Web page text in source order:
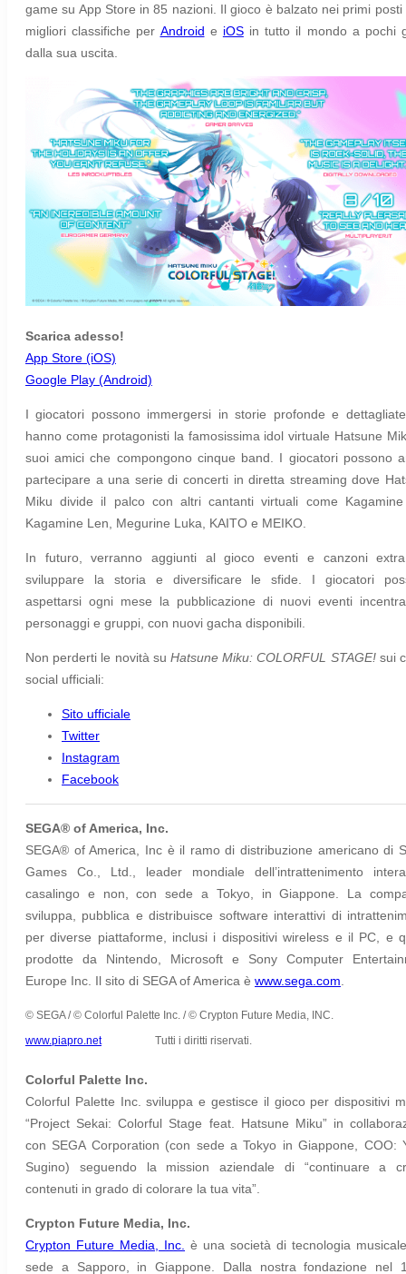
game su App Store in 85 nazioni. Il gioco è balzato nei primi posti
migliori classifiche per Android e iOSin tutto il mondo a pochi
dalla sua uscita.
Scarica adesso!
App Store (iOS)
Google Play (Android)
I giocatori possono immergersi in storie profonde e
hanno come protagonisti la famosissima idol virtuale Hatsune
suoi amici che compongono cinque band. I giocatori possono
partecipare a una serie di concerti in diretta streaming dove
Miku divide il palco con altri cantanti virtuali come
Kagamine Len, Megurine Luka, KAITO e MEIKO.
In futuro, verranno aggiunti al gioco eventi e canzoni
sviluppare la storia e diversificare le sfide. I giocatori
aspettarsi ogni mese la pubblicazione di nuovi eventi
personaggi e gruppi, con nuovi gacha disponibili.
Non perderti le novità su Hatsune Miku: COLORFUL STAGE!sui
social ufficiali:
Sito ufficiale
Twitter
Instagram
Facebook
SEGA® of America, Inc.
SEGA® of America, Inc è il ramo di distribuzione americano di
Games Co., Ltd., leader mondiale dell’intrattenimento
casalingo e non, con sede a Tokyo, in Giappone. La
sviluppa, pubblica e distribuisce software interattivi di
per diverse piattaforme, inclusi i dispositivi wireless e il PC, e
prodotte da Nintendo, Microsoft e Sony Computer
Europe Inc. Il sito di SEGA of America è www.sega.com
© SEGA / © Colorful Palette Inc. / © Crypton Future Media, INC.
www.piapro.netTutti i diritti riservati.
Colorful Palette Inc.
Colorful Palette Inc. sviluppa e gestisce il gioco per dispositivi
“Project Sekai: Colorful Stage feat. Hatsune Miku” in
con SEGA Corporation (con sede a Tokyo in Giappone, COO:
Sugino) seguendo la mission aziendale di “continuare a
contenuti in grado di colorare la tua vita”.
Crypton Future Media, Inc.
Crypton Future Media, Inc.
è una società di tecnologia
sede a Sapporo, in Giappone. Dalla nostra fondazione nel